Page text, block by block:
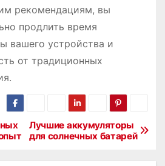
рекомендациям, вы
продлить время
вашего устройства и
от традиционных
Лучшие аккумуляторы
для солнечных батарей